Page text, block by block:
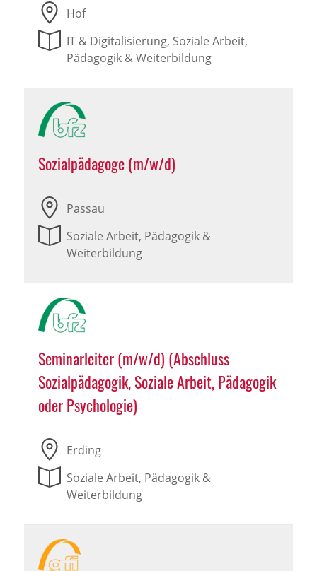
Hof
IT & Digitalisierung, Soziale Arbeit,
Pädagogik & Weiterbildung
Sozialpädagoge (m/w/d)
Passau
Soziale Arbeit, Pädagogik &
Weiterbildung
Seminarleiter (m/w/d) (Abschluss
Sozialpädagogik, Soziale Arbeit, Pädagogik
oder Psychologie)
Erding
Soziale Arbeit, Pädagogik &
Weiterbildung